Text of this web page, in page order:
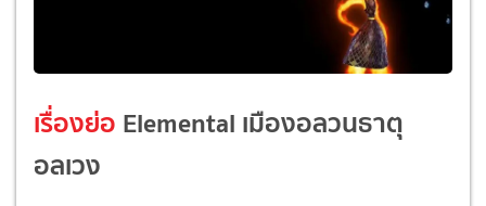
เรื่องย่อ Elemental เมืองอลวนธาตุ
อลเวง